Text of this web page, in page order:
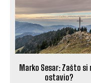
Marko Sesar: Zašto si
ostavio?